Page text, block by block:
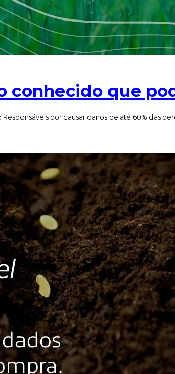
conhecido que
por causar danos de até 60% das